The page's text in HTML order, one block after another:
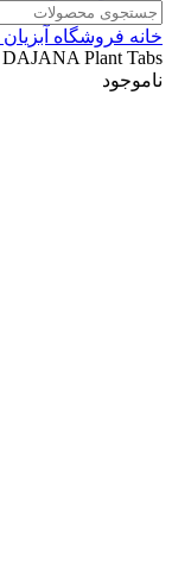
خانه فروشگاه آبزیان
DAJANA Plant Tabs
ناموجود